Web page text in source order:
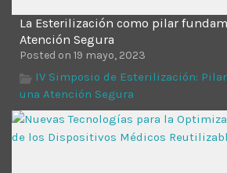
La Esterilización como pilar
Atención Segura
Posted on 19 mayo, 2023
IV Simposio de Esterilización:
una Atención Segura